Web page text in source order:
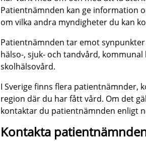
Patientnämnden kan ge information
om vilka andra myndigheter du kan
Patientnämnden tar emot
hälso-, sjuk- och tandvård,
skolhälsovård.
I Sverige finns flera patientnämnder,
region där du har fått vård. Om det
kontaktar du patientnämnden enligt
Kontakta